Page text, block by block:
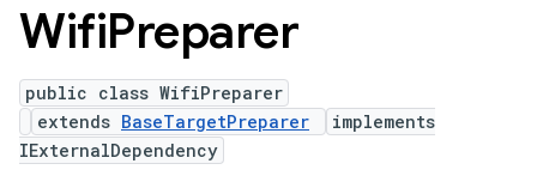
WifiPreparer
public class WifiPreparer
extends BaseTargetPreparer
implements
IExternalDependency